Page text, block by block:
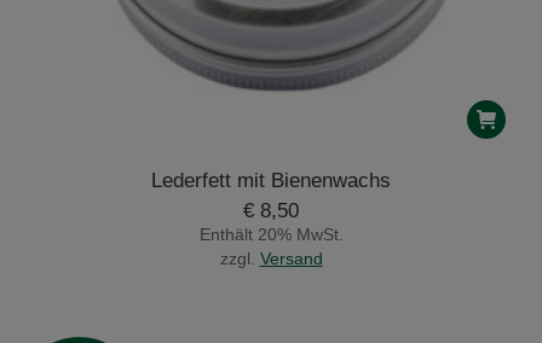
Lederfett mit Bienenwachs
€ 8,50
Enthält 20% MwSt.
zzgl. Versand